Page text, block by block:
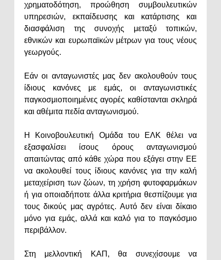
χρηματοδότηση, προώθηση συμβουλευτικών
υπηρεσιών, εκπαίδευσης και κατάρτισης και
διασφάλιση της συνοχής μεταξύ τοπικών,
εθνικών και ευρωπαϊκών μέτρων για τους νέους
γεωργούς.
Εάν οι ανταγωνιστές μας δεν ακολουθούν τους
ίδιους κανόνες με εμάς, οι ανταγωνιστικές
παγκοσμιοποιημένες αγορές καθίστανται σκληρά
και αθέμιτα πεδία ανταγωνισμού.
Η Κοινοβουλευτική Ομάδα του ΕΛΚ θέλει να
εξασφαλίσει ίσους όρους ανταγωνισμού
απαιτώντας από κάθε χώρα που εξάγει στην ΕΕ
να ακολουθεί τους ίδιους κανόνες για την καλή
μεταχείριση των ζώων, τη χρήση φυτοφαρμάκων
ή για οποιαδήποτε άλλα κριτήρια θεσπίζουμε για
τους δικούς μας αγρότες. Αυτό δεν είναι δίκαιο
μόνο για εμάς, αλλά και καλό για το παγκόσμιο
περιβάλλον.
Στη μελλοντική ΚΑΠ, θα συνεχίσουμε να